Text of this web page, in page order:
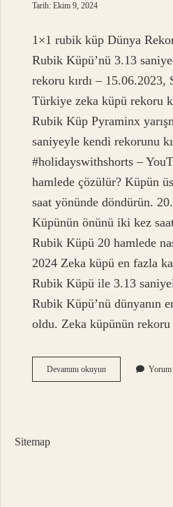
Tarih: Ekim 9, 2024
1×1 rubik küp Dünya
Rubik Küpü’nü 3.13
rekoru kırdı –
Türkiye zeka küpü rekoru
Rubik Küp Pyraminx
saniyeyle kendi rekorunu
#holidayswithshorts –
hamlede çözülür? Küpün
saat yönünde döndürün.
Küpünün önünü iki kez
Rubik Küpü 20 hamlede
2024 Zeka küpü en fazla
Rubik Küpü ile 3.13
Rubik Küpü’nü dünyanın
oldu. Zeka küpünün
Devamını okuyunZeka
Küpü
Yorum
Sitemap